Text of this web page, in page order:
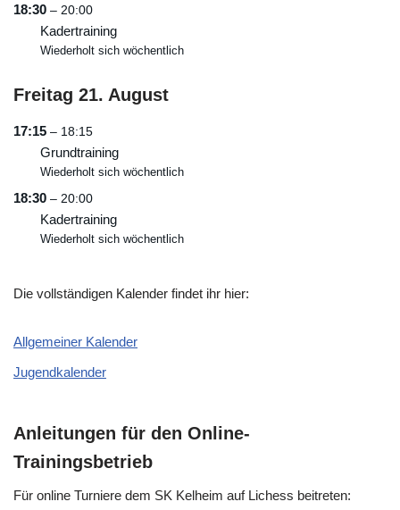
18:30 – 20:00
Kadertraining
Wiederholt sich wöchentlich
Freitag 21. August
17:15 – 18:15
Grundtraining
Wiederholt sich wöchentlich
18:30 – 20:00
Kadertraining
Wiederholt sich wöchentlich
Die vollständigen Kalender findet ihr hier:
Allgemeiner Kalender
Jugendkalender
Anleitungen für den Online-
Trainingsbetrieb
Für online Turniere dem SK Kelheim auf Lichess beitreten: